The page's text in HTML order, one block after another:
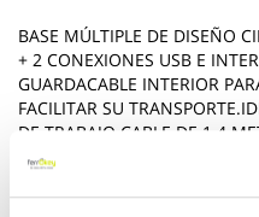
BASE MÚLTIPLE DE DISEÑO
+ 2 CONEXIONES USB E
GUARDACABLE INTERIOR
FACILITAR SU
DE TRABAJO.CABLE DE 1.4
CCIÓN PARA
PROTECCIÓN INFANTIL E
GARANTÍA DE GARZA POWER.